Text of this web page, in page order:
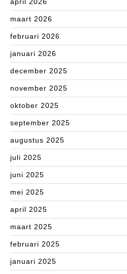
maart 2026
februari 2026
januari 2026
december 2025
november 2025
oktober 2025
september 2025
augustus 2025
juli 2025
juni 2025
mei 2025
april 2025
maart 2025
februari 2025
januari 2025